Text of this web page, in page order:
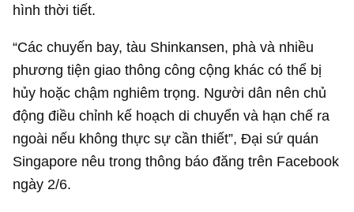
hình thời tiết.
“Các chuyến bay, tàu Shinkansen, phà và nhiều
phương tiện giao thông công cộng khác có thể bị
hủy hoặc chậm nghiêm trọng. Người dân nên chủ
động điều chỉnh kế hoạch di chuyển và hạn chế ra
ngoài nếu không thực sự cần thiết”, Đại sứ quán
Singapore nêu trong thông báo đăng trên Facebook
ngày 2/6.